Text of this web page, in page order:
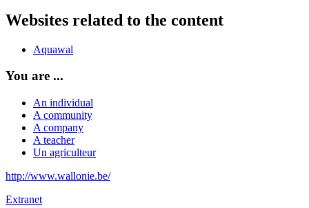
Websites related to the content
Aquawal
You are ...
An individual
A community
A company
A teacher
Un agriculteur
http://www.wallonie.be/
Extranet